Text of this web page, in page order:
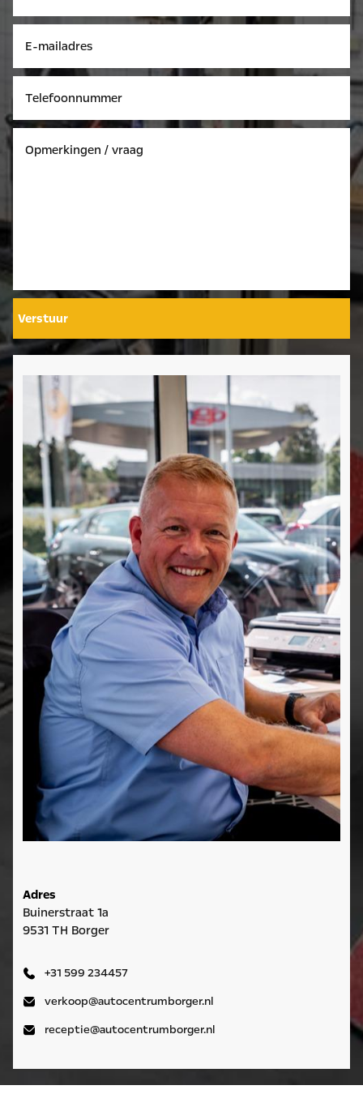
Verstuur
Adres
Buinerstraat 1a
9531 TH Borger
+31 599 234457
verkoop@autocentrumborger.nl
receptie@autocentrumborger.nl